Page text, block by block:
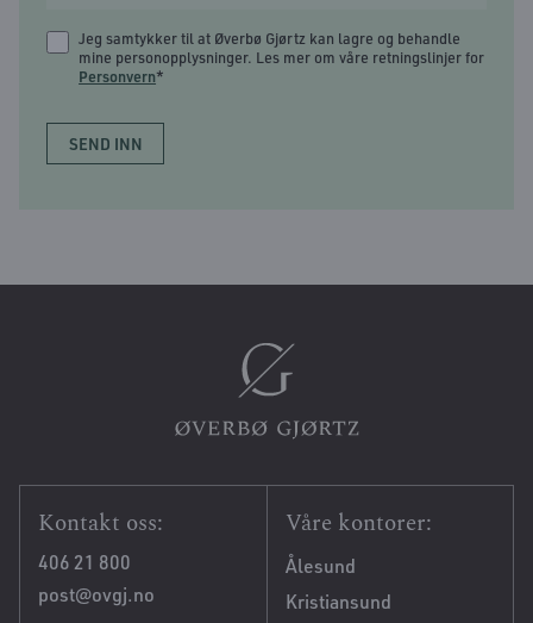
Jeg samtykker til at Øverbø Gjørtz kan lagre og behandle
mine personopplysninger. Les mer om våre retningslinjer for
Personvern*
Kontakt oss:
406 21 800
post@ovgj.no
Våre kontorer:
Ålesund
Kristiansund